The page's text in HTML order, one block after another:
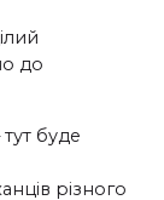
до
буде
різного